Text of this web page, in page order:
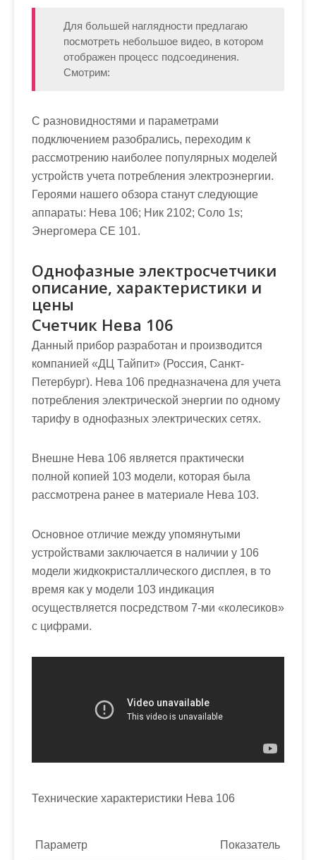
Для большей наглядности предлагаю
посмотреть небольшое видео, в котором
отображен процесс подсоединения.
Смотрим:
С разновидностями и параметрами
подключением разобрались, переходим к
рассмотрению наиболее популярных моделей
устройств учета потребления электроэнергии.
Героями нашего обзора станут следующие
аппараты: Нева 106; Ник 2102; Соло 1s;
Энергомера СЕ 101.
Однофазные электросчетчики
описание, характеристики и
цены
Счетчик Нева 106
Данный прибор разработан и производится
компанией «ДЦ Тайпит» (Россия, Санкт-
Петербург). Нева 106 предназначена для учета
потребления электрической энергии по одному
тарифу в однофазных электрических сетях.
Внешне Нева 106 является практически
полной копией 103 модели, которая была
рассмотрена ранее в материале Нева 103.
Основное отличие между упомянутыми
устройствами заключается в наличии у 106
модели жидкокристаллического дисплея, в то
время как у модели 103 индикация
осуществляется посредством 7-ми «колесиков»
с цифрами.
Технические характеристики Нева 106
Параметр Показатель